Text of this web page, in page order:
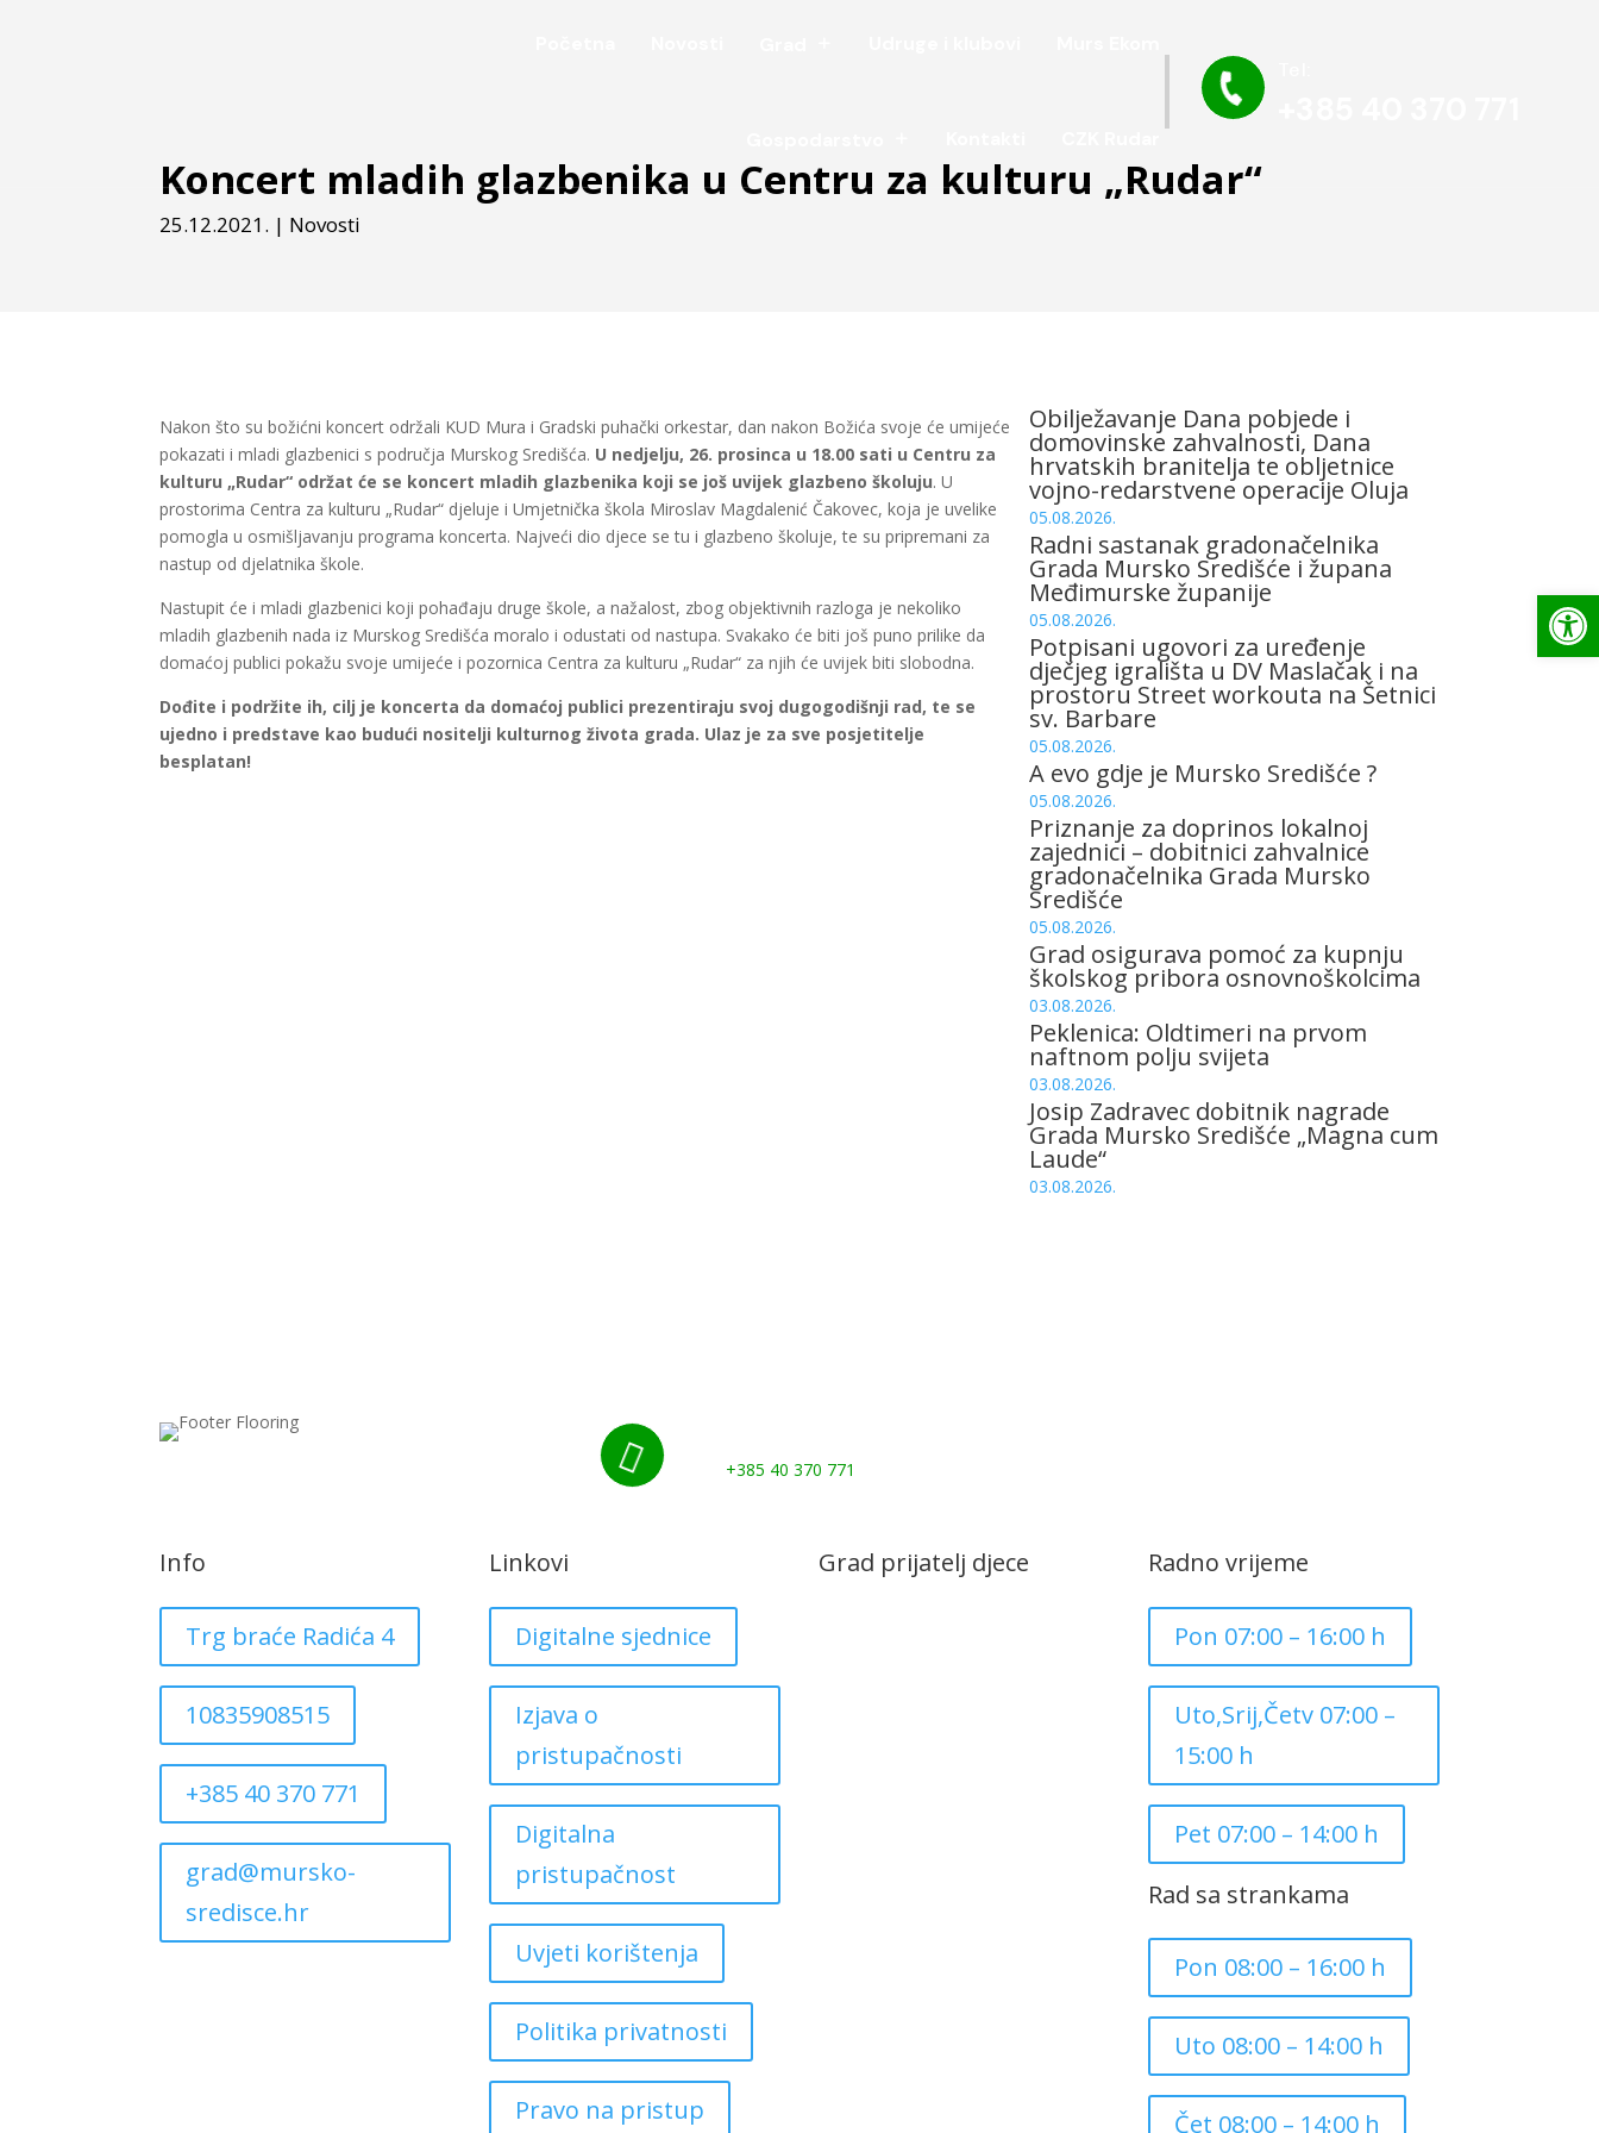

Koncert mladih glazbenika u Centru za kulturu „Rudar“
25.12.2021. | Novosti
Nakon što su božićni koncert održali KUD Mura i Gradski puhački orkestar, dan nakon Božića svoje će umijeće
pokazati i mladi glazbenici s područja Murskog Središća. U nedjelju, 26. prosinca u 18.00 sati u Centru za
kulturu „Rudar“ održat će se koncert mladih glazbenika koji se još uvijek glazbeno školuju. U
prostorima Centra za kulturu „Rudar“ djeluje i Umjetnička škola Miroslav Magdalenić Čakovec, koja je uvelike
pomogla u osmišljavanju programa koncerta. Najveći dio djece se tu i glazbeno školuje, te su pripremani za
nastup od djelatnika škole.
Nastupit će i mladi glazbenici koji pohađaju druge škole, a nažalost, zbog objektivnih razloga je nekoliko
mladih glazbenih nada iz Murskog Središća moralo i odustati od nastupa. Svakako će biti još puno prilike da
domaćoj publici pokažu svoje umijeće i pozornica Centra za kulturu „Rudar“ za njih će uvijek biti slobodna.
Dođite i podržite ih, cilj je koncerta da domaćoj publici prezentiraju svoj dugogodišnji rad, te se
ujedno i predstave kao budući nositelji kulturnog života grada. Ulaz je za sve posjetitelje
besplatan!
Obilježavanje Dana pobjede i
domovinske zahvalnosti, Dana
hrvatskih branitelja te obljetnice
vojno-redarstvene operacije Oluja
05.08.2026.
Radni sastanak gradonačelnika
Grada Mursko Središće i župana
Međimurske županije
05.08.2026.
Potpisani ugovori za uređenje
dječjeg igrališta u DV Maslačak i na
prostoru Street workouta na Šetnici
sv. Barbare
05.08.2026.
A evo gdje je Mursko Središće ?
05.08.2026.
Priznanje za doprinos lokalnoj
zajednici – dobitnici zahvalnice
gradonačelnika Grada Mursko
Središće
05.08.2026.
Grad osigurava pomoć za kupnju
školskog pribora osnovnoškolcima
03.08.2026.
Peklenica: Oldtimeri na prvom
naftnom polju svijeta
03.08.2026.
Josip Zadravec dobitnik nagrade
Grada Mursko Središće „Magna cum
Laude“
03.08.2026.
 +385 40 370 771
Info
Trg braće Radića 4
10835908515
+385 40 370 771
grad@mursko-
sredisce.hr
Linkovi
Digitalne sjednice
Izjava o
pristupačnosti
Digitalna
pristupačnost
Uvjeti korištenja
Politika privatnosti
Pravo na pristup
Grad prijatelj djece Radno vrijeme
Pon 07:00 – 16:00 h
Uto,Srij,Četv 07:00 –
15:00 h
Pet 07:00 – 14:00 h
Rad sa strankama
Pon 08:00 – 16:00 h
Uto 08:00 – 14:00 h
Čet 08:00 – 14:00 h